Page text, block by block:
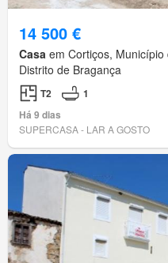
14 500 €
Casa em Cortiços,
Distrito de Bragança
T2
1
Há 9 dias
SUPERCASA - LAR A GOSTO